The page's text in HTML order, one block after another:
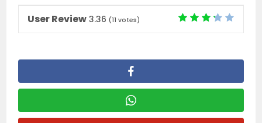
User Review 3.36 (11 votes)